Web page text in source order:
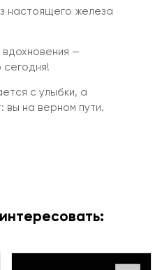
настоящего железа
—
сегодня!
с улыбки, а
вы на верном пути.